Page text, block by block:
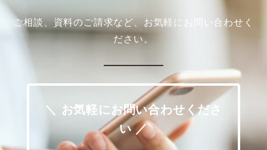
ご相談、資料のご請求など、お気軽にお問い合わせく
ださい。
＼ お気軽にお問い合わせくださ
い ／